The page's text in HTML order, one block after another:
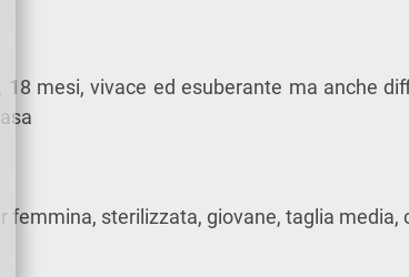
18 mesi, vivace ed esuberante ma anche
femmina, sterilizzata, giovane, taglia